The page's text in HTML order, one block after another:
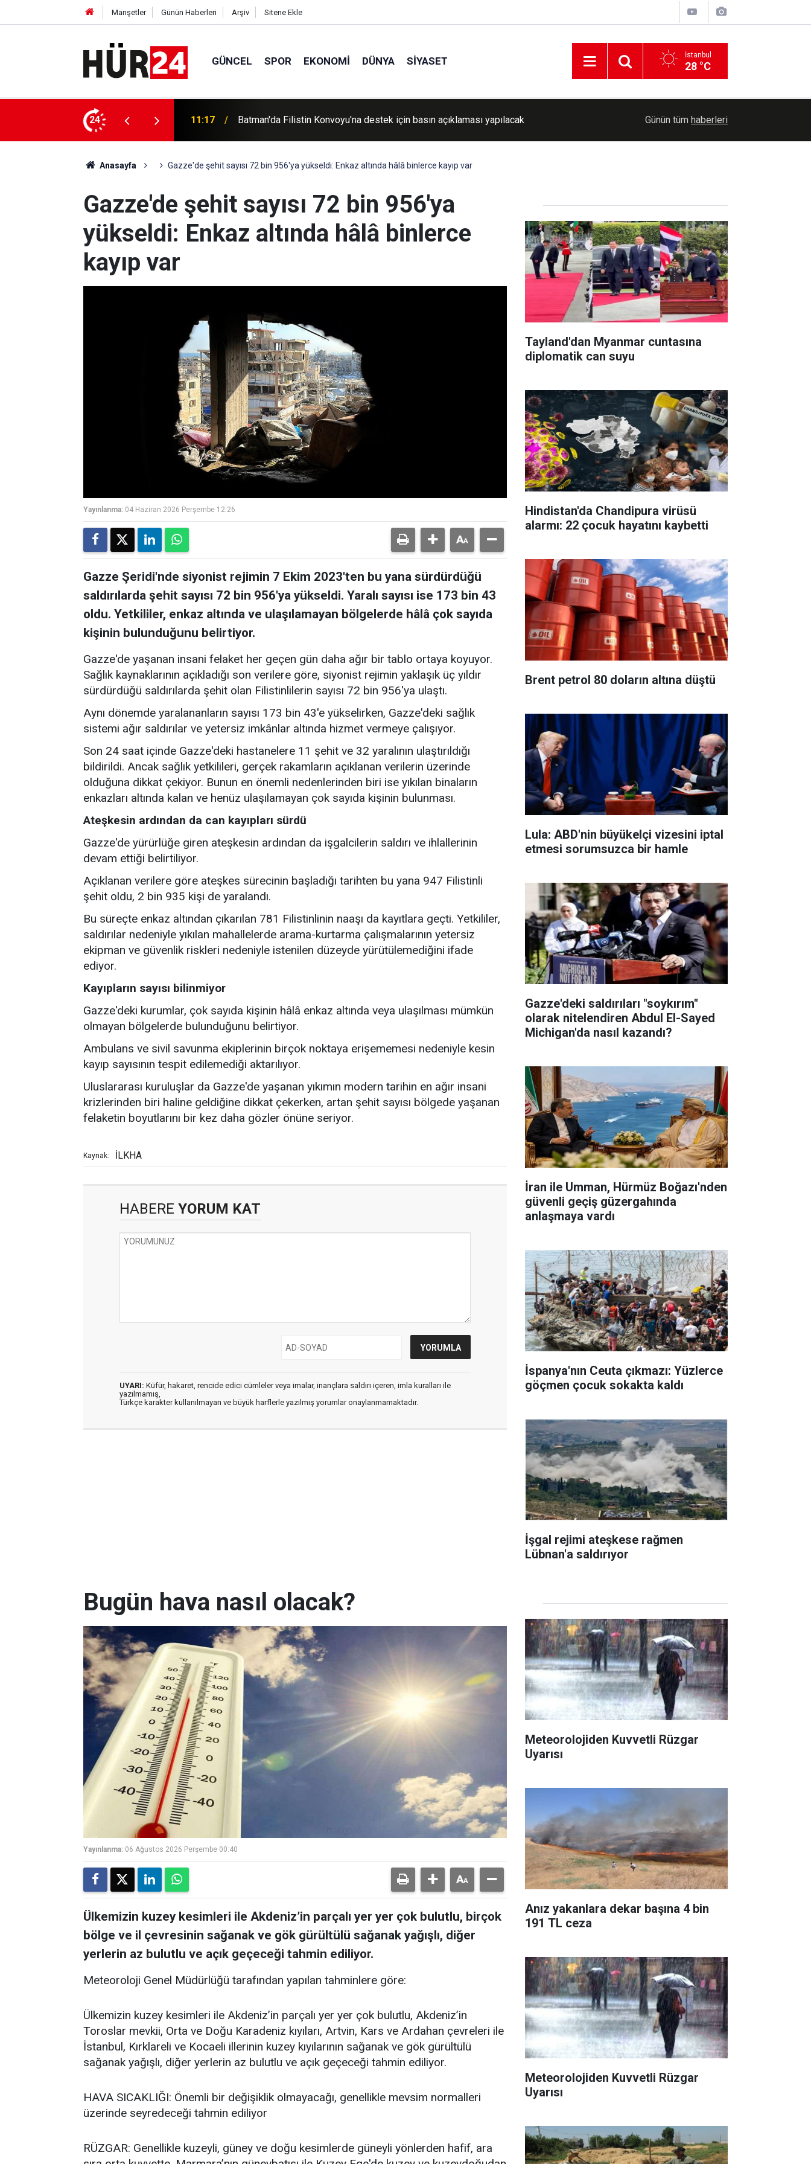
Manşetler Günün Haberleri Arşiv Sitene Ekle
GÜNCEL SPOR EKONOMI DÜNYA SIYASET İstanbul
28 °C
24
için basın açıklaması yapılacak 11:13 Hindistan'da Chandipura virüsü alarmı: 22 çocuk hayatını kaybetti İşgalcilerin Kalendiya Mülteci Kampı saldırısı
Günün tüm haberleri
Anasayfa Gazze'de şehit sayısı 72 bin 956'ya yükseldi: Enkaz altında hâlâ binlerce kayıp var
Gazze'de şehit sayısı 72 bin 956'ya
yükseldi: Enkaz altında hâlâ binlerce
kayıp var
Yayınlanma: 04 Haziran 2026 Perşembe 12:26
Gazze Şeridi'nde siyonist rejimin 7 Ekim 2023'ten bu yana sürdürdüğü
saldırılarda şehit sayısı 72 bin 956'ya yükseldi. Yaralı sayısı ise 173 bin 43
oldu. Yetkililer, enkaz altında ve ulaşılamayan bölgelerde hâlâ çok sayıda
kişinin bulunduğunu belirtiyor.
Gazze'de yaşanan insani felaket her geçen gün daha ağır bir tablo ortaya koyuyor.
Sağlık kaynaklarının açıkladığı son verilere göre, siyonist rejimin yaklaşık üç yıldır
sürdürdüğü saldırılarda şehit olan Filistinlilerin sayısı 72 bin 956'ya ulaştı.
Aynı dönemde yaralananların sayısı 173 bin 43'e yükselirken, Gazze'deki sağlık
sistemi ağır saldırılar ve yetersiz imkânlar altında hizmet vermeye çalışıyor.
Son 24 saat içinde Gazze'deki hastanelere 11 şehit ve 32 yaralının ulaştırıldığı
bildirildi. Ancak sağlık yetkilileri, gerçek rakamların açıklanan verilerin üzerinde
olduğuna dikkat çekiyor. Bunun en önemli nedenlerinden biri ise yıkılan binaların
enkazları altında kalan ve henüz ulaşılamayan çok sayıda kişinin bulunması.
Ateşkesin ardından da can kayıpları sürdü
Gazze'de yürürlüğe giren ateşkesin ardından da işgalcilerin saldırı ve ihlallerinin
devam ettiği belirtiliyor.
Açıklanan verilere göre ateşkes sürecinin başladığı tarihten bu yana 947 Filistinli
şehit oldu, 2 bin 935 kişi de yaralandı.
Bu süreçte enkaz altından çıkarılan 781 Filistinlinin naaşı da kayıtlara geçti. Yetkililer,
saldırılar nedeniyle yıkılan mahallelerde arama-kurtarma çalışmalarının yetersiz
ekipman ve güvenlik riskleri nedeniyle istenilen düzeyde yürütülemediğini ifade
ediyor.
Kayıpların sayısı bilinmiyor
Gazze'deki kurumlar, çok sayıda kişinin hâlâ enkaz altında veya ulaşılması mümkün
olmayan bölgelerde bulunduğunu belirtiyor.
Ambulans ve sivil savunma ekiplerinin birçok noktaya erişememesi nedeniyle kesin
kayıp sayısının tespit edilemediği aktarılıyor.
Uluslararası kuruluşlar da Gazze'de yaşanan yıkımın modern tarihin en ağır insani
krizlerinden biri haline geldiğine dikkat çekerken, artan şehit sayısı bölgede yaşanan
felaketin boyutlarını bir kez daha gözler önüne seriyor.
Kaynak: İLKHA
HABERE YORUM KAT
UYARI: Küfür, hakaret, rencide edici cümleler veya imalar, inançlara saldırı içeren, imla kuralları ile
yazılmamış,
Türkçe karakter kullanılmayan ve büyük harflerle yazılmış yorumlar onaylanmamaktadır.
Tayland'dan Myanmar cuntasına
diplomatik can suyu
Hindistan'da Chandipura virüsü
alarmı: 22 çocuk hayatını kaybetti
Brent petrol 80 doların altına düştü
Lula: ABD'nin büyükelçi vizesini iptal
etmesi sorumsuzca bir hamle
Gazze'deki saldırıları "soykırım"
olarak nitelendiren Abdul El-Sayed
Michigan'da nasıl kazandı?
İran ile Umman, Hürmüz Boğazı'nden
güvenli geçiş güzergahında
anlaşmaya vardı
İspanya'nın Ceuta çıkmazı: Yüzlerce
göçmen çocuk sokakta kaldı
İşgal rejimi ateşkese rağmen
Lübnan'a saldırıyor
Bugün hava nasıl olacak?
Yayınlanma: 06 Ağustos 2026 Perşembe 00:40
Ülkemizin kuzey kesimleri ile Akdeniz’in parçalı yer yer çok bulutlu, birçok
bölge ve il çevresinin sağanak ve gök gürültülü sağanak yağışlı, diğer
yerlerin az bulutlu ve açık geçeceği tahmin ediliyor.
Meteoroloji Genel Müdürlüğü tarafından yapılan tahminlere göre:
Ülkemizin kuzey kesimleri ile Akdeniz’in parçalı yer yer çok bulutlu, Akdeniz’in
Toroslar mevkii, Orta ve Doğu Karadeniz kıyıları, Artvin, Kars ve Ardahan çevreleri ile
İstanbul, Kırklareli ve Kocaeli illerinin kuzey kıyılarının sağanak ve gök gürültülü
sağanak yağışlı, diğer yerlerin az bulutlu ve açık geçeceği tahmin ediliyor.
HAVA SICAKLIĞI: Önemli bir değişiklik olmayacağı, genellikle mevsim normalleri
üzerinde seyredeceği tahmin ediliyor
RÜZGAR: Genellikle kuzeyli, güney ve doğu kesimlerde güneyli yönlerden hafif, ara
Meteorolojiden Kuvvetli Rüzgar
Uyarısı
Anız yakanlara dekar başına 4 bin
191 TL ceza
Meteorolojiden Kuvvetli Rüzgar
Uyarısı